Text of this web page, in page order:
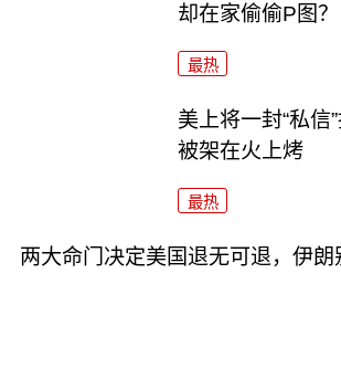
却在家偷偷P图？
最热
美上将一封“私信
被架在火上烤
最热
两大命门决定美国退无可退，伊朗